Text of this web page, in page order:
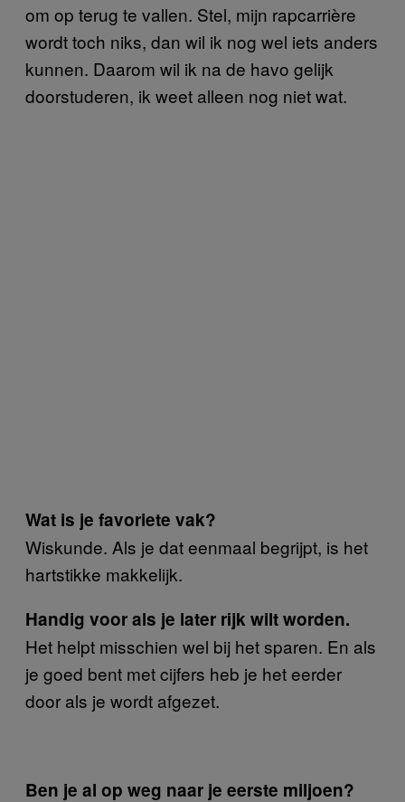
om op terug te vallen. Stel, mijn rapcarrière
wordt toch niks, dan wil ik nog wel iets anders
kunnen. Daarom wil ik na de havo gelijk
doorstuderen, ik weet alleen nog niet wat.
Wat is je favoriete vak?
Wiskunde. Als je dat eenmaal begrijpt, is het
hartstikke makkelijk.
Handig voor als je later rijk wilt worden.
Het helpt misschien wel bij het sparen. En als
je goed bent met cijfers heb je het eerder
door als je wordt afgezet.
Ben je al op weg naar je eerste miljoen?